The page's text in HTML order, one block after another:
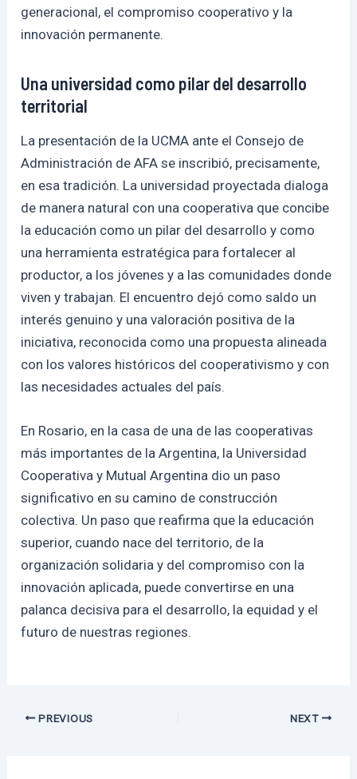
generacional, el compromiso cooperativo y la
innovación permanente.
Una universidad como pilar del desarrollo
territorial
La presentación de la UCMA ante el Consejo de
Administración de AFA se inscribió, precisamente,
en esa tradición. La universidad proyectada dialoga
de manera natural con una cooperativa que concibe
la educación como un pilar del desarrollo y como
una herramienta estratégica para fortalecer al
productor, a los jóvenes y a las comunidades donde
viven y trabajan. El encuentro dejó como saldo un
interés genuino y una valoración positiva de la
iniciativa, reconocida como una propuesta alineada
con los valores históricos del cooperativismo y con
las necesidades actuales del país.
En Rosario, en la casa de una de las cooperativas
más importantes de la Argentina, la Universidad
Cooperativa y Mutual Argentina dio un paso
significativo en su camino de construcción
colectiva. Un paso que reafirma que la educación
superior, cuando nace del territorio, de la
organización solidaria y del compromiso con la
innovación aplicada, puede convertirse en una
palanca decisiva para el desarrollo, la equidad y el
futuro de nuestras regiones.
PREVIOUS NEXT